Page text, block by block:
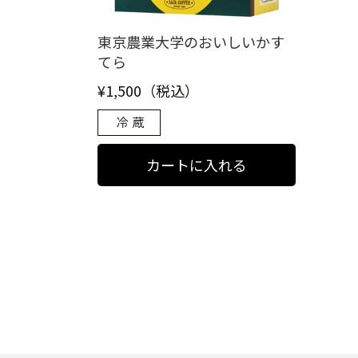
東京農業大学のおいしいかす
てら
¥1,500（税込）